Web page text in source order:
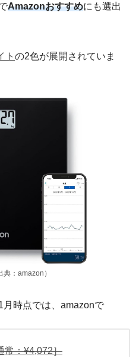
Amazonおすすめにも選出
ト の2色が展開されていま
典：amazon）
時点では、amazonで
常：¥4,072］